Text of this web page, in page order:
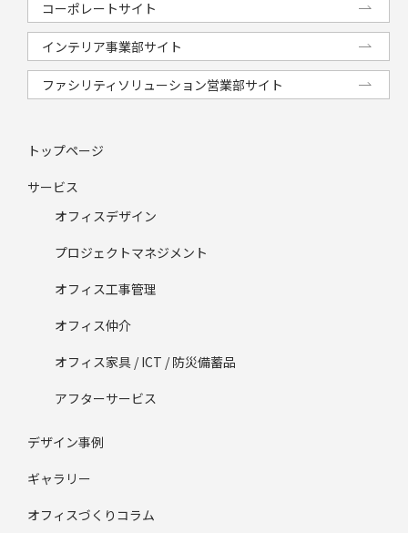
コーポレートサイト
インテリア事業部サイト
ファシリティソリューション営業部サイト
トップページ
サービス
オフィスデザイン
プロジェクトマネジメント
オフィス工事管理
オフィス仲介
オフィス家具 / ICT / 防災備蓄品
アフターサービス
デザイン事例
ギャラリー
オフィスづくりコラム